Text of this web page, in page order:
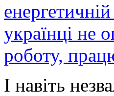
українці не
роботу,
І навіть